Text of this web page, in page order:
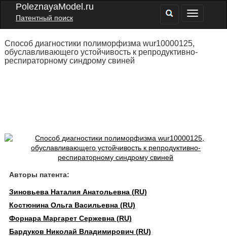
PoleznayaModel.ru
Патентный поиск
Способ диагностики полиморфизма wur10000125,
обуславливающего устойчивость к репродуктивно-
респираторному синдрому свиней
Авторы патента:
Зиновьева Наталия Анатольевна (RU)
Костюнина Ольга Васильевна (RU)
Форнара Маргарет Сержевна (RU)
Бардуков Николай Владимирович (RU)